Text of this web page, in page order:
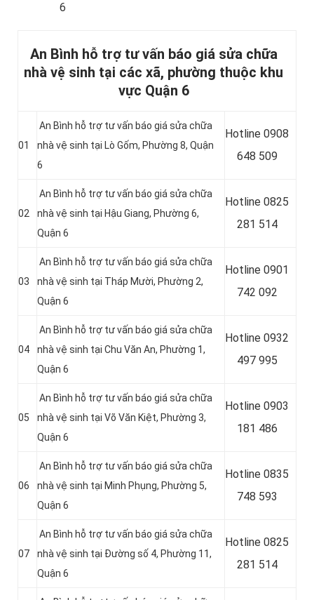
6
An Bình hỗ trợ tư vấn báo giá sửa chữa
nhà vệ sinh tại các xã, phường thuộc khu
vực Quận 6
01
An Bình hỗ trợ tư vấn báo giá sửa chữa
nhà vệ sinh tại Lò Gốm, Phường 8, Quận
6
Hotline 0908
648 509
02
An Bình hỗ trợ tư vấn báo giá sửa chữa
nhà vệ sinh tại Hậu Giang, Phường 6,
Quận 6
Hotline 0825
281 514
03
An Bình hỗ trợ tư vấn báo giá sửa chữa
nhà vệ sinh tại Tháp Mười, Phường 2,
Quận 6
Hotline 0901
742 092
04
An Bình hỗ trợ tư vấn báo giá sửa chữa
nhà vệ sinh tại Chu Văn An, Phường 1,
Quận 6
Hotline 0932
497 995
05
An Bình hỗ trợ tư vấn báo giá sửa chữa
nhà vệ sinh tại Võ Văn Kiệt, Phường 3,
Quận 6
Hotline 0903
181 486
06
An Bình hỗ trợ tư vấn báo giá sửa chữa
nhà vệ sinh tại Minh Phụng, Phường 5,
Quận 6
Hotline 0835
748 593
07
An Bình hỗ trợ tư vấn báo giá sửa chữa
nhà vệ sinh tại Đường số 4, Phường 11,
Quận 6
Hotline 0825
281 514